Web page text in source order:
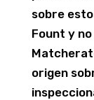
sobre
Fount y
origen